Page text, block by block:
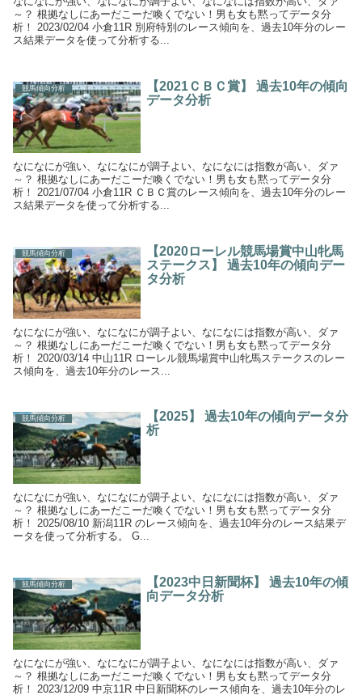
～？ 根拠なしにあーだこーだ喚くでない！男も女も黙ってデータ分
析！ 2023/02/04 小倉11R 別府特別のレース傾向を、過去10年分のレー
ス結果データを使って分析する...
競馬傾向分析
【2021ＣＢＣ賞】 過去10年の傾向
データ分析
なになにが強い、なになにが調子よい、なになには指数が高い、ダァ
～？ 根拠なしにあーだこーだ喚くでない！男も女も黙ってデータ分
析！ 2021/07/04 小倉11R ＣＢＣ賞のレース傾向を、過去10年分のレー
ス結果データを使って分析する...
競馬傾向分析
【2020ローレル競馬場賞中山牝馬
ステークス】 過去10年の傾向デー
タ分析
なになにが強い、なになにが調子よい、なになには指数が高い、ダァ
～？ 根拠なしにあーだこーだ喚くでない！男も女も黙ってデータ分
析！ 2020/03/14 中山11R ローレル競馬場賞中山牝馬ステークスのレー
ス傾向を、過去10年分のレース...
競馬傾向分析
【2025】 過去10年の傾向データ分
析
なになにが強い、なになにが調子よい、なになには指数が高い、ダァ
～？ 根拠なしにあーだこーだ喚くでない！男も女も黙ってデータ分
析！ 2025/08/10 新潟11R のレース傾向を、過去10年分のレース結果デ
ータを使って分析する。 G...
競馬傾向分析
【2023中日新聞杯】 過去10年の傾
向データ分析
なになにが強い、なになにが調子よい、なになには指数が高い、ダァ
～？ 根拠なしにあーだこーだ喚くでない！男も女も黙ってデータ分
析！ 2023/12/09 中京11R 中日新聞杯のレース傾向を、過去10年分のレ